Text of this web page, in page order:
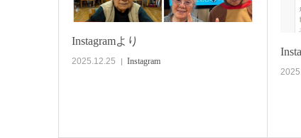
Instagramより
2025.12.25 Instagram